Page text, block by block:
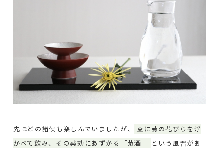
先ほどの諸侯も楽しんでいましたが、
盃に菊の花びらを浮
かべて飲み、その薬効にあずかる「菊酒」
という風習があ